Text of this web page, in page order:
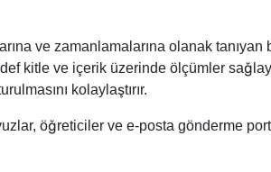
ve zamanlamalarına olanak tanıyan
kitle ve içerik üzerinde ölçümler
kolaylaştırır.
öğreticiler ve e-posta gönderme